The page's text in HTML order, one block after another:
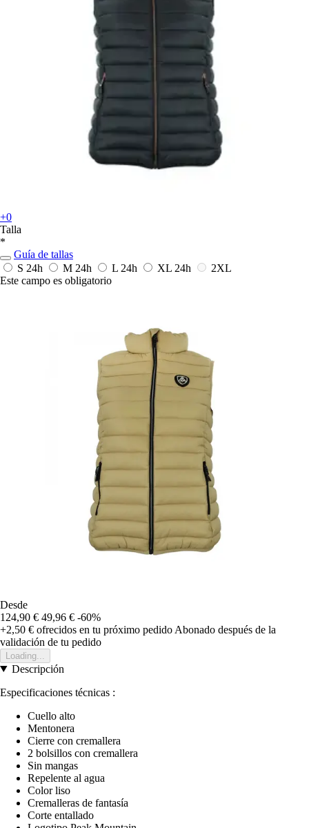
+0
Talla
*
Guía de tallas
S 24h M 24h L 24h XL 24h
2XL
Este campo es obligatorio
Desde
124,90 € 49,96 € -60%
+2,50 € ofrecidos en tu próximo pedido Abonado después de la
validación de tu pedido
Loading...
Descripción
Especificaciones técnicas :
Cuello alto
Mentonera
Cierre con cremallera
2 bolsillos con cremallera
Sin mangas
Repelente al agua
Color liso
Cremalleras de fantasía
Corte entallado